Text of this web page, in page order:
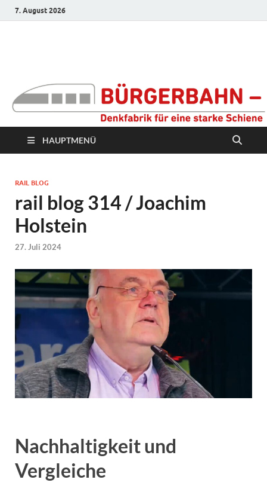
7. August 2026
Denkfabrik für eine
starke Schiene
HAUPTMENÜ
RAIL BLOG
rail blog 314 / Joachim
Holstein
27. Juli 2024
Nachhaltigkeit und
Vergleiche